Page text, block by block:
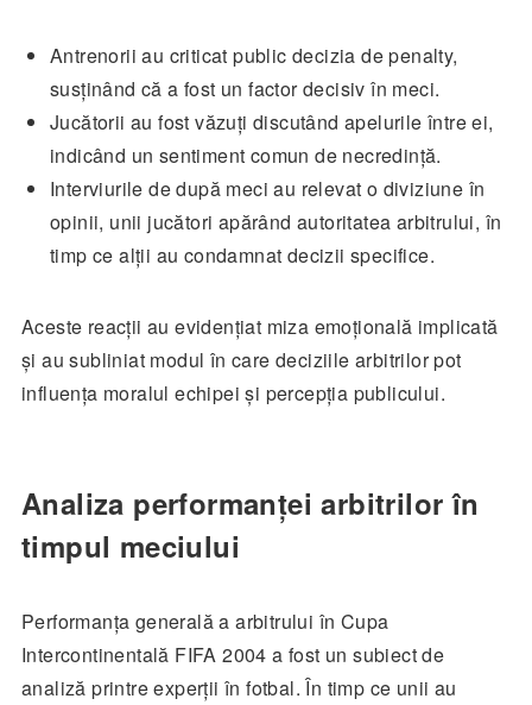
Antrenorii au criticat public decizia de penalty,
susținând că a fost un factor decisiv în meci.
Jucătorii au fost văzuți discutând apelurile între ei,
indicând un sentiment comun de necredință.
Interviurile de după meci au relevat o diviziune în
opinii, unii jucători apărând autoritatea arbitrului, în
timp ce alții au condamnat decizii specifice.
Aceste reacții au evidențiat miza emoțională implicată
și au subliniat modul în care deciziile arbitrilor pot
influența moralul echipei și percepția publicului.
Analiza performanței arbitrilor în
timpul meciului
Performanța generală a arbitrului în Cupa
Intercontinentală FIFA 2004 a fost un subiect de
analiză printre experții în fotbal. În timp ce unii au